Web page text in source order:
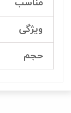
مناسب
ویژگی
حجم